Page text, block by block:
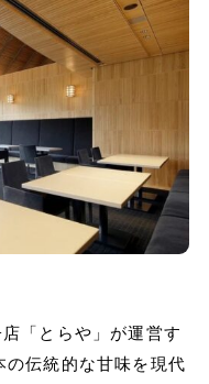
「とらや」が運営す
伝統的な甘味を現代